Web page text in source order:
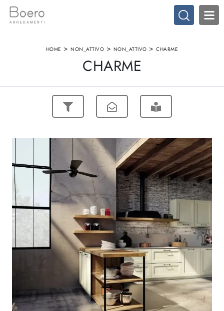
HOME >NON_ATTIVO > NON_ATTIVO >CHARME
CHARME